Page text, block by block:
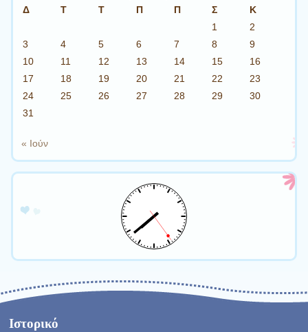
Δ
Τ Τ Π Π Σ
Κ
1
2
3
4 5 6 7 8
9
10
11 12 13 14 15
16
17
18 19 20 21 22
23
24
25 26 27 28 29
30
31
« Ιούν
Ιστορικό